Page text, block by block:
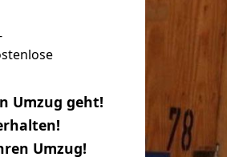
Umzug geht!
Umzug!